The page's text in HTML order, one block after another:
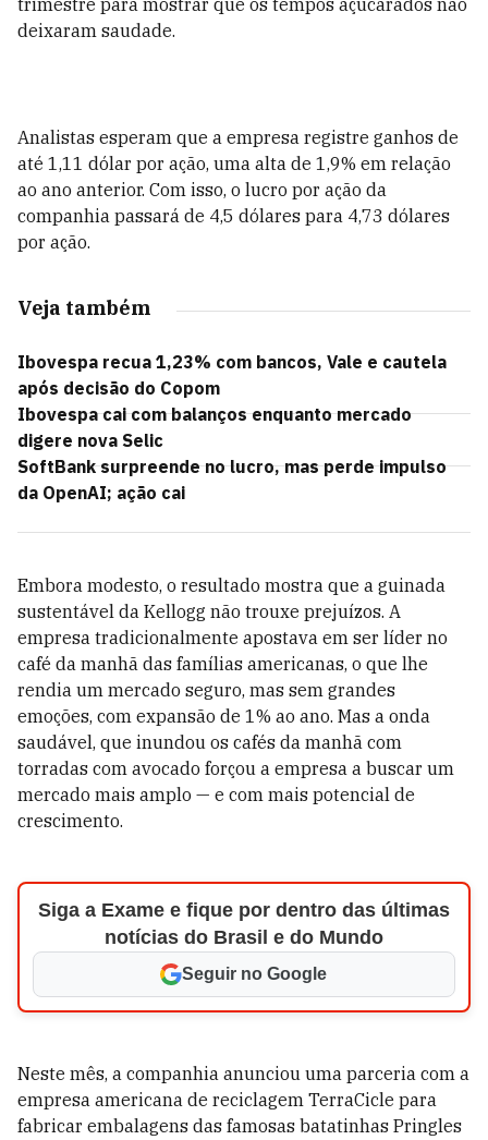
trimestre para mostrar que os tempos açucarados não
deixaram saudade.
Analistas esperam que a empresa registre ganhos de
até 1,11 dólar por ação, uma alta de 1,9% em relação
ao ano anterior. Com isso, o lucro por ação da
companhia passará de 4,5 dólares para 4,73 dólares
por ação.
Veja também
Ibovespa recua 1,23% com bancos, Vale e cautela
após decisão do Copom
Ibovespa cai com balanços enquanto mercado
digere nova Selic
SoftBank surpreende no lucro, mas perde impulso
da OpenAI; ação cai
Embora modesto, o resultado mostra que a guinada
sustentável da Kellogg não trouxe prejuízos. A
empresa tradicionalmente apostava em ser líder no
café da manhã das famílias americanas, o que lhe
rendia um mercado seguro, mas sem grandes
emoções, com expansão de 1% ao ano. Mas a onda
saudável, que inundou os cafés da manhã com
torradas com avocado forçou a empresa a buscar um
mercado mais amplo — e com mais potencial de
crescimento.
Siga a Exame e fique por dentro das últimas
notícias do Brasil e do Mundo
Seguir no Google
Neste mês, a companhia anunciou uma parceria com a
empresa americana de reciclagem TerraCicle para
fabricar embalagens das famosas batatinhas Pringles